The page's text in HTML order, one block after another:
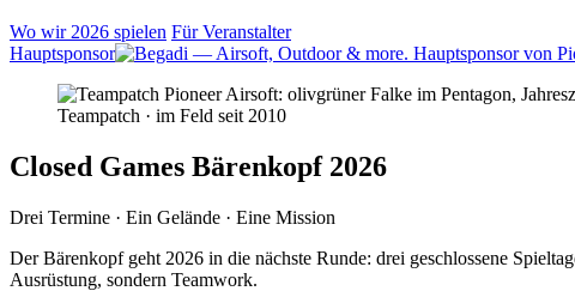
Wo wir 2026 spielen Für Veranstalter
Hauptsponsor
Teampatch · im Feld seit 2010
Closed Games Bärenkopf 2026
Drei Termine · Ein Gelände · Eine Mission
Der Bärenkopf geht 2026 in die nächste Runde: drei geschlossene
Ausrüstung, sondern Teamwork.